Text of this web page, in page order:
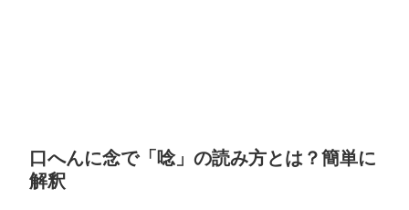
口へんに念で「唸」の読み方とは？簡単に
解釈